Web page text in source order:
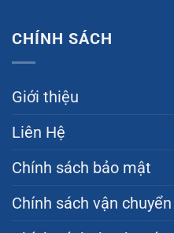
CHÍNH SÁCH
Giới thiệu
Liên Hệ
Chính sách bảo mật
Chính sách vận chuyển